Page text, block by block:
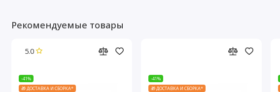
Рекомендуемые товары
5.0
-41%
🎁 ДОСТАВКА И СБОРКА*
-41%
🎁 ДОСТАВКА И СБОРКА*